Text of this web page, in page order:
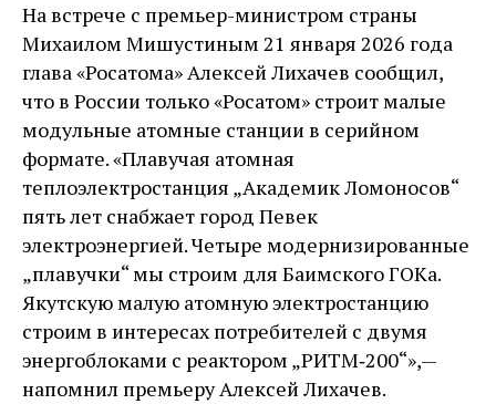
На встрече с премьер-­министром страны
Михаилом Мишустиным 21 января 2026 года
глава «Росатома» Алексей Лихачев сообщил,
что в России только «Росатом» строит малые
модульные атомные станции в серийном
формате. «Плавучая атомная
теплоэлектростанция „Академик Ломоносов“
пять лет снабжает город Певек
электроэнергией. Четыре модернизированные
„плавучки“ мы строим для Баимского ГОКа.
Якутскую малую атомную электростанцию
строим в интересах потребителей с двумя
энергоблоками с реактором „РИТМ‑200“», — ​
напомнил премьеру Алексей Лихачев.